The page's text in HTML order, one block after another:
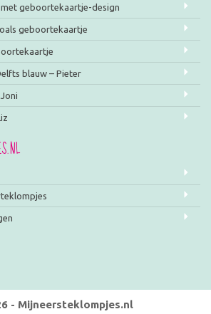
geboortekaartje-design
geboortekaartje
blauw – Pieter
- Mijneersteklompjes.nl